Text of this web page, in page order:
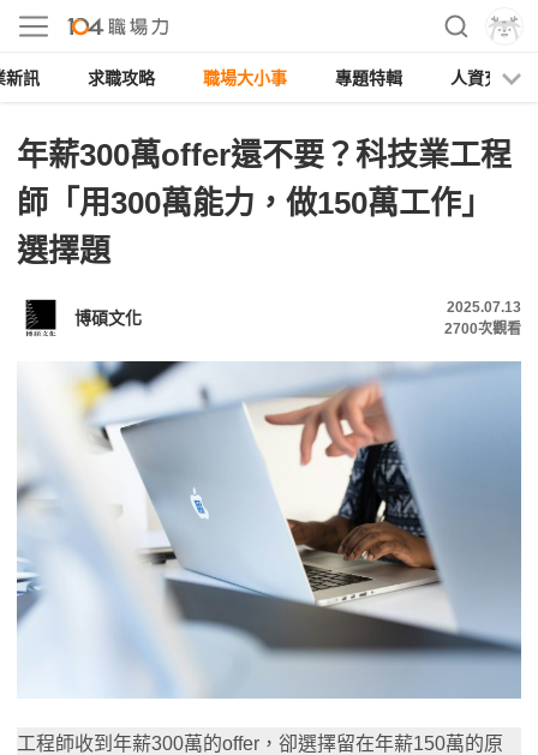
新訊 求職攻略 職場大小事 專題特輯 人資充電
年薪300萬offer還不要？科技業工程
師「用300萬能力，做150萬工作」
選擇題
博碩文化
2025.07.13
2700次觀看
工程師收到年薪300萬的offer，卻選擇留在年薪150萬的原